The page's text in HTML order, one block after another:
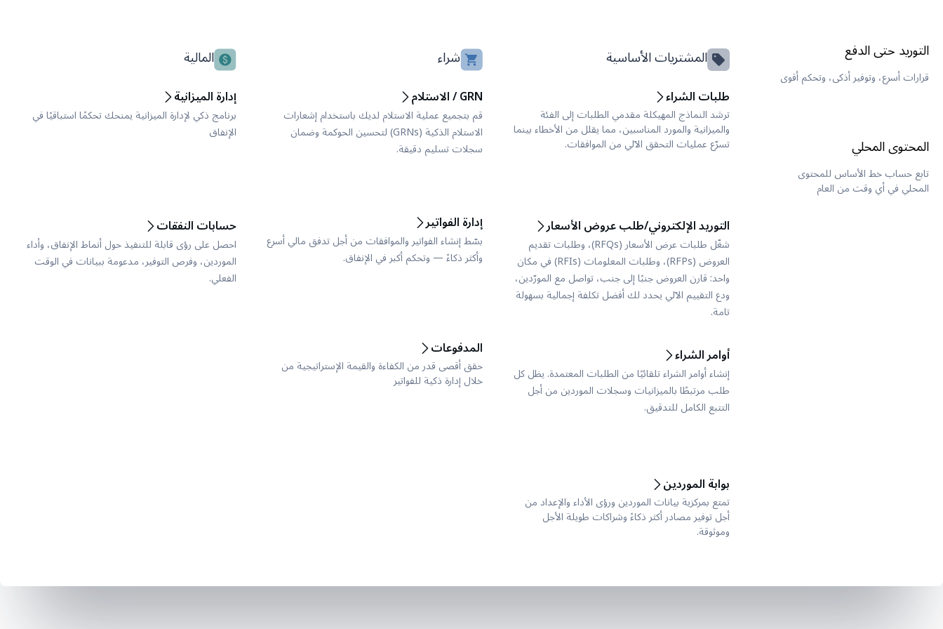
التوريد حتى الدفع
قرارات أسرع، وتوفير أذكى، وتحكم أقوى
المحتوى المحلي
تابع حساب خط الأساس للمحتوى
المحلي في أي وقت من العام
المشتريات الأساسية
طلبات الشراء
ترشد النماذج المهيكلة مقدمي الطلبات إلى الفئة
والميزانية والمورد المناسبين، مما يقلل من الأخطاء بينما
تسرّع عمليات التحقق الآلي من الموافقات.
التوريد الإلكتروني/طلب عروض الأسعار
شغّل طلبات عرض الأسعار (RFQs)، وطلبات تقديم
العروض (RFPs)، وطلبات المعلومات (RFIs) في مكان
واحد: قارن العروض جنبًا إلى جنب، تواصل مع المورّدين،
ودع التقييم الآلي يحدد لك أفضل تكلفة إجمالية بسهولة
تامة.
أوامر الشراء
إنشاء أوامر الشراء تلقائيًا من الطلبات المعتمدة. يظل كل
طلب مرتبطًا بالميزانيات وسجلات الموردين من أجل
التتبع الكامل للتدقيق.
بوابة الموردين
تمتع بمركزية بيانات الموردين ورؤى الأداء والإعداد من
أجل توفير مصادر أكثر ذكاءً وشراكات طويلة الأجل
وموثوقة.
شراء
GRN / الاستلام
قم بتجميع عملية الاستلام لديك باستخدام إشعارات
الاستلام الذكية (GRNs) لتحسين الحوكمة وضمان
سجلات تسليم دقيقة.
إدارة الفواتير
بسّط إنشاء الفواتير والموافقات من أجل تدفق مالي أسرع
وأكثر ذكاءً — وتحكم أكبر في الإنفاق.
المدفوعات
حقق أقصى قدر من الكفاءة والقيمة الإستراتيجية من
خلال إدارة ذكية للفواتير
المالية
إدارة الميزانية
برنامج ذكي لإدارة الميزانية يمنحك تحكمًا استباقيًا في
الإنفاق
حسابات النفقات
احصل على رؤى قابلة للتنفيذ حول أنماط الإنفاق، وأداء
الموردين، وفرص التوفير، مدعومة ببيانات في الوقت
الفعلي.